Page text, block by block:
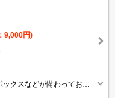
9,000円)
クスなどが備わっており